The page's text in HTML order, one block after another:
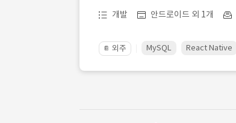
개발 안드로이드 외 1개
📔 외주 MySQL React Native